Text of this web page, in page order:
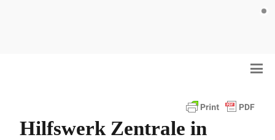
Hilfswerk Zentrale in